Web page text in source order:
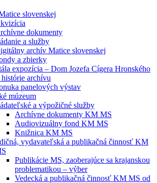
slovenskej
dokumenty
a služby
archív Matice slovenskej
a zbierky
expozícia – Dom Jozefa Cígera Hronského
histórie archívu
panelových výstav
múzeum
a výpožičné služby
Archívne dokumenty KM MS
Audiovizuálny fond KM MS
Knižnica KM MS
vydavateľská a publikačná činnosť KM
Publikácie MS, zaoberajúce sa krajanskou
problematikou – výber
Vedecká a publikačná činnosť KM MS od